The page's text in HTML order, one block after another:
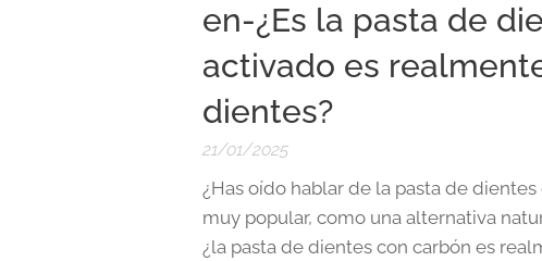
en-¿Es la pasta de
activado es
dientes?
21/01/2025
¿Has oído hablar de la pasta de
muy popular, como una alternativa
¿la pasta de dientes con carbón es